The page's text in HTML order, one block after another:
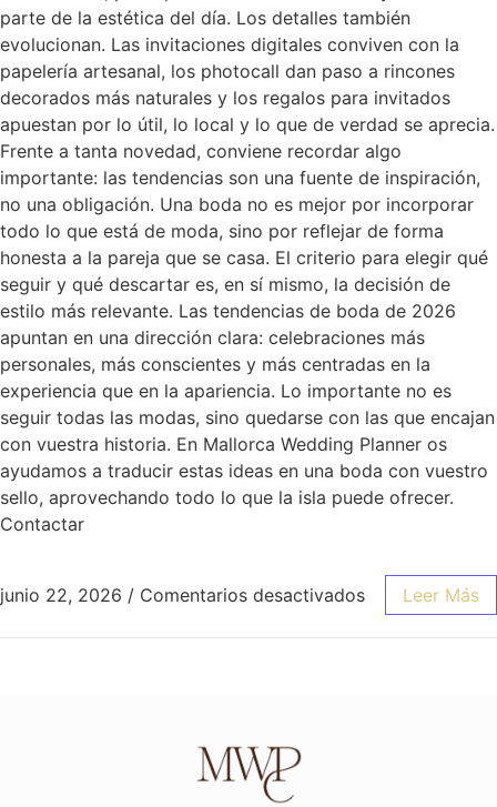
parte de la estética del día. Los detalles también
evolucionan. Las invitaciones digitales conviven con la
papelería artesanal, los photocall dan paso a rincones
decorados más naturales y los regalos para invitados
apuestan por lo útil, lo local y lo que de verdad se aprecia.
Frente a tanta novedad, conviene recordar algo
importante: las tendencias son una fuente de inspiración,
no una obligación. Una boda no es mejor por incorporar
todo lo que está de moda, sino por reflejar de forma
honesta a la pareja que se casa. El criterio para elegir qué
seguir y qué descartar es, en sí mismo, la decisión de
estilo más relevante. Las tendencias de boda de 2026
apuntan en una dirección clara: celebraciones más
personales, más conscientes y más centradas en la
experiencia que en la apariencia. Lo importante no es
seguir todas las modas, sino quedarse con las que encajan
con vuestra historia. En Mallorca Wedding Planner os
ayudamos a traducir estas ideas en una boda con vuestro
sello, aprovechando todo lo que la isla puede ofrecer.
Contactar
junio 22, 2026 / Comentarios desactivados Leer Más